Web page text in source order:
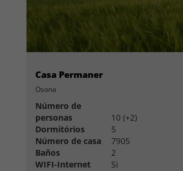
Casa Permaner
Osona
Número de
personas
10 (+2)
Dormitórios
5
Número de casa
7905
Baños
2
WIFI-Internet
Si